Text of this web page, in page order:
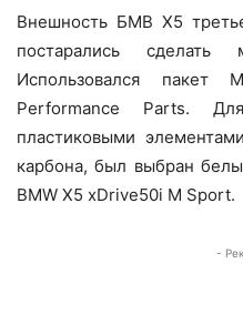
Внешность БМВ Х5
постарались сделать
Использовался
Performance Parts.
пластиковыми
карбона, был выбран
BMW X5 xDrive50i M Sport.
-